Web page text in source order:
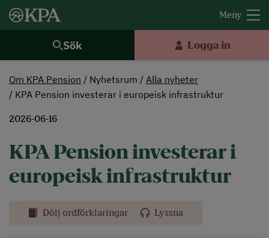
Sök Logga in
Om KPA Pension Nyhetsrum
Alla nyheter
KPA Pension investerar i europeisk infrastruktur
2026-06-16
KPA Pension investerar i
europeisk infrastruktur
Dölj ordförklaringar Lyssna